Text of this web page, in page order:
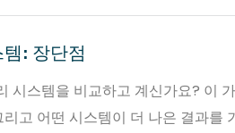
: 장단점
시스템을 비교하고 계신가요? 이
고 어떤 시스템이 더 나은 결과를